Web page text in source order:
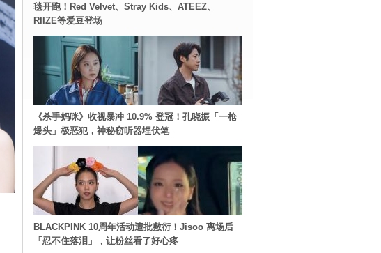
毯开跑！Red Velvet、Stray Kids、ATEEZ、
RIIZE等爱豆登场
《杀手妈咪》收视暴冲 10.9% 登冠！孔晓振「一枪
爆头」极恶犯，神秘窃听器埋伏笔
BLACKPINK 10周年活动遭批敷衍！Jisoo 离场后
「忍不住落泪」，让粉丝看了好心疼